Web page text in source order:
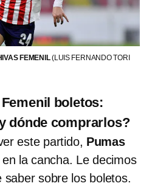
FEMENIL(LUIS FERNANDO TORI
boletos:
dónde comprarlos?
este partido, Pumas
en la cancha. Le decimos
saber sobre los boletos.